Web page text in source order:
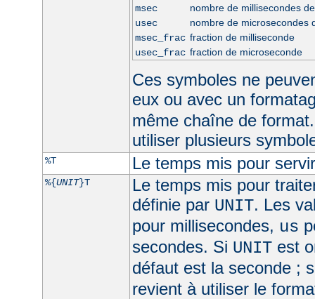
msec
nombre de millisecondes
usec
nombre de microsecondes
msec_frac fraction de milliseconde
usec_frac fraction de microseconde
Ces symboles ne
eux ou avec un
même chaîne de
utiliser plusieurs
%T Le temps mis pour
%{UNIT}T
Le temps mis pour
définie par UNIT. Les
pour millisecondes, us
secondes. Si UNITest
défaut est la seconde ;
revient à utiliser le